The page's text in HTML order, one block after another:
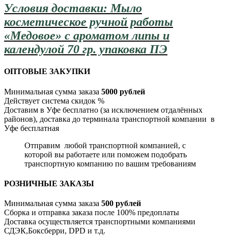
Условия доставки: Мыло
косметическое ручной работы
«Медовое» с ароматом липы и
календулой 70 гр. упаковка ПЭ
ОПТОВЫЕ ЗАКУПКИ
Минимальная сумма заказа 5000 рублей
Действует система скидок %
Доставим в Уфе бесплатно (за исключением отдалённых
районов), доставка до терминала транспортной компании в
Уфе бесплатная
Отправим любой транспортной компанией, с
которой вы работаете или поможем подобрать
транспортную компанию по вашим требованиям
РОЗНИЧНЫЕ ЗАКАЗЫ
Минимальная сумма заказа 500 рублей
Сборка и отправка заказа после 100% предоплаты
Доставка осуществляется транспортными компаниями
СДЭК,Боксберри, DPD и т.д.